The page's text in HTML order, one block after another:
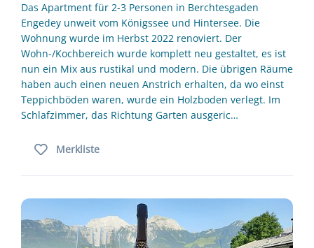
Das Apartment für 2-3 Personen in Berchtesgaden
Engedey unweit vom Königssee und Hintersee. Die
Wohnung wurde im Herbst 2022 renoviert. Der
Wohn-/Kochbereich wurde komplett neu gestaltet, es ist
nun ein Mix aus rustikal und modern. Die übrigen Räume
haben auch einen neuen Anstrich erhalten, da wo einst
Teppichböden waren, wurde ein Holzboden verlegt. Im
Schlafzimmer, das Richtung Garten ausgeric…
Merkliste